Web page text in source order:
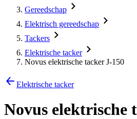
Gereedschap
Elektrisch gereedschap
Tackers
Elektrische tacker
Novus elektrische tacker J-150
Elektrische tacker
Novus elektrische